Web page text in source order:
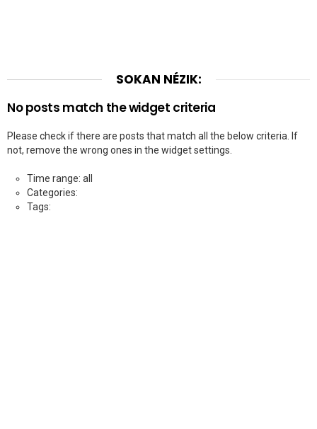
SOKAN NÉZIK:
No posts match the widget criteria
Please check if there are posts that match all the below criteria. If
not, remove the wrong ones in the widget settings.
Time range: all
Categories:
Tags: